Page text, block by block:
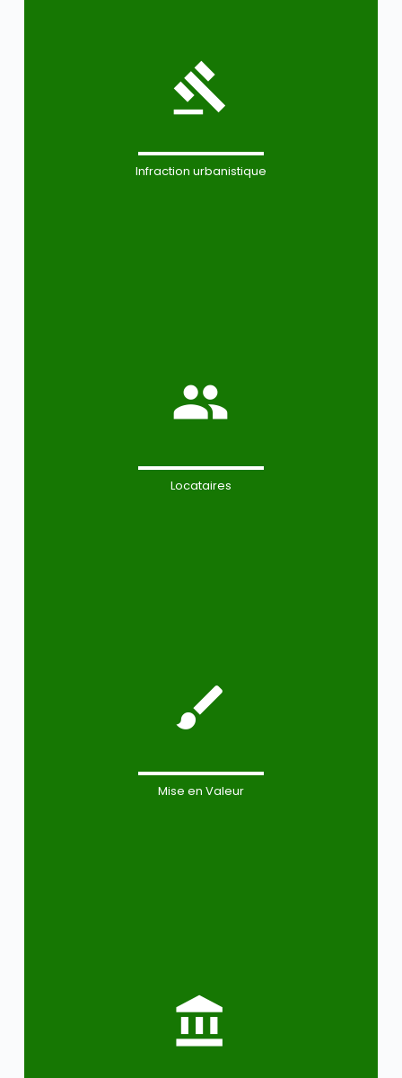
Infraction urbanistique
Locataires
Mise en Valeur